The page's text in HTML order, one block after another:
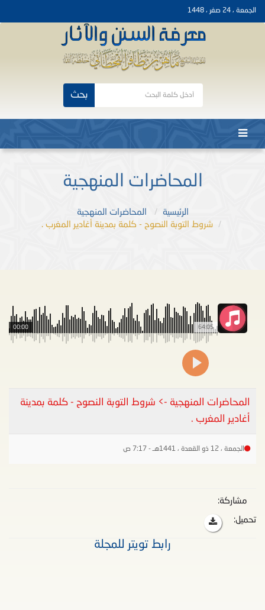
الجمعة ، 24 صفر ، 1448
بحث
المحاضرات المنهجية
الرئيسية
المحاضرات المنهجية
شروط التوبة النصوح - كلمة بمدينة أغادير المغرب .
64:05
00:00
المحاضرات المنهجية -> شروط التوبة النصوح - كلمة بمدينة
أغادير المغرب .
الجمعة ، 12 ذو القعدة ، 1441هـ - 7:17 ص
مشاركة:
تحميل:
رابط تويتر للمجلة